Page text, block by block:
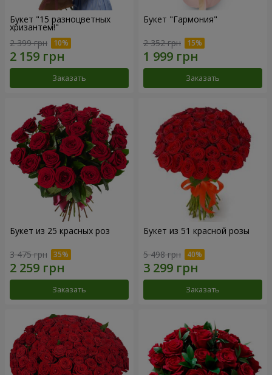
Букет "15 разноцветных
хризантем!"
2 399 грн
Заказать
Букет "Гармония"
2 352 грн
Заказать
Букет из 25 красных роз
3 475 грн
Заказать
Букет из 51 красной розы
5 498 грн
Заказать